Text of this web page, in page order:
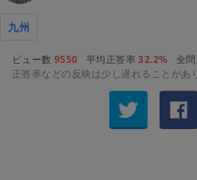
九州
ビュー数 9550 平均正答率32.2% 全
正答率などの反映は少し遅れることがあ